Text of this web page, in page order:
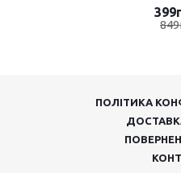
399
849
ПОЛІТИКА